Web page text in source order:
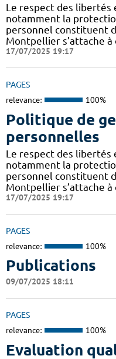
Le respect des
notamment la
personnel constituent
Montpellier s’attache
17/07/2025 19:17
PAGES
relevance: 100%
Politique de
personnelles
Le respect des
notamment la
personnel constituent
Montpellier s’attache
17/07/2025 19:17
PAGES
relevance: 100%
Publications
09/07/2025 18:11
PAGES
relevance: 100%
Evaluation